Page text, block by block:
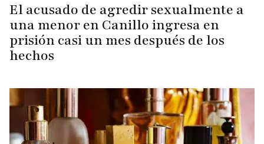
El acusado de agredir sexualmente a
una menor en Canillo ingresa en
prisión casi un mes después de los
hechos